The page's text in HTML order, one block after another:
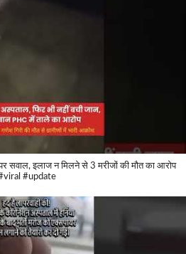
सवाल, इलाज न मिलने से 3 मरीजों की मौत का आरोप
#update